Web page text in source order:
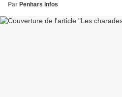
Par Penhars Infos